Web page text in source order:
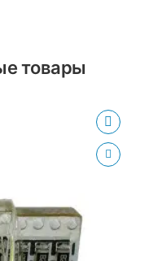
товары